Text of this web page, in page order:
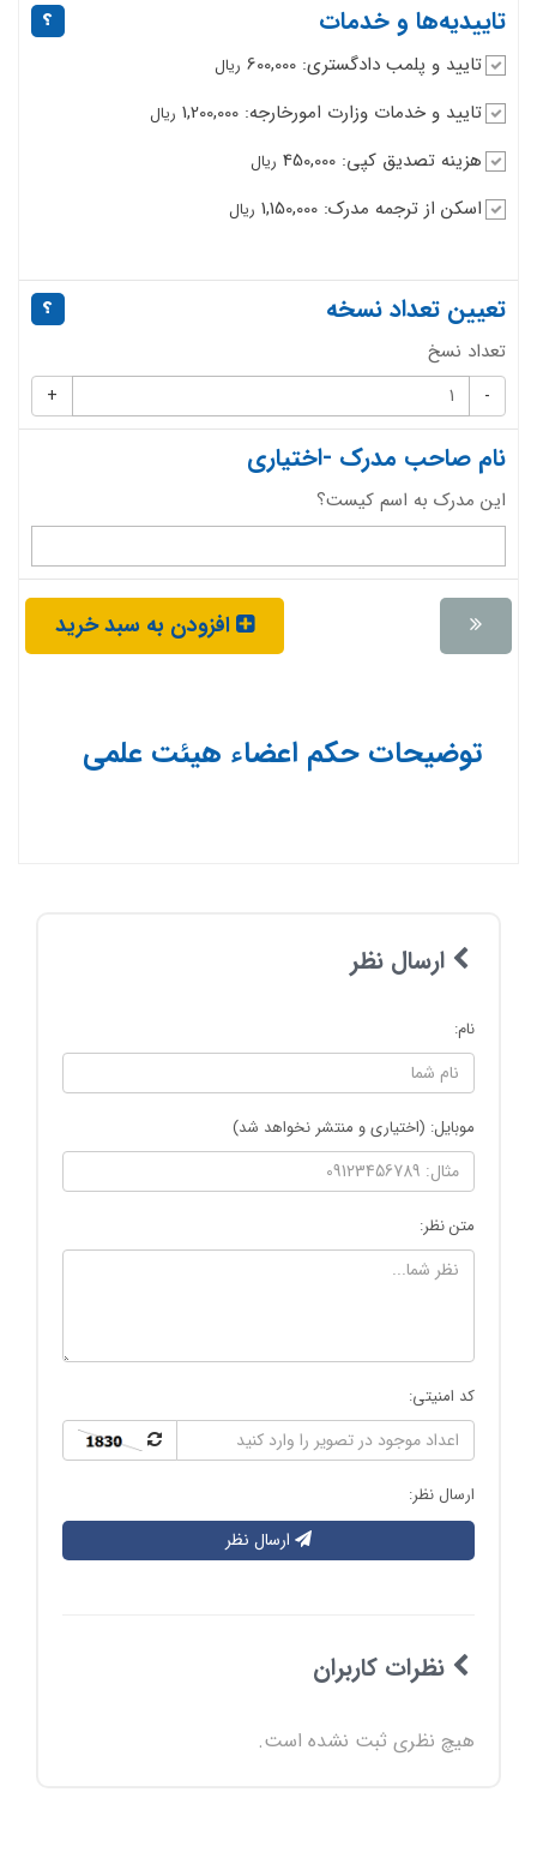
تاییدیه‌ها و خدمات
تایید و پلمب دادگستری: 600,000 ریال
تایید و خدمات وزارت امورخارجه: 1,200,000 ریال
هزینه تصدیق کپی: 450,000 ریال
اسکن از ترجمه مدرک: 1,150,000 ریال
تعیین تعداد نسخه
تعداد نسخ
-
+
نام صاحب مدرک -اختیاری
این مدرک به اسم کیست؟
افزودن به سبد خرید
توضیحات حکم اعضاء هیئت علمی
ارسال نظر
نام:
موبایل: (اختیاری و منتشر نخواهد شد)
متن نظر:
کد امنیتی:
ارسال نظر:
ارسال نظر
نظرات کاربران
هیچ نظری ثبت نشده است.